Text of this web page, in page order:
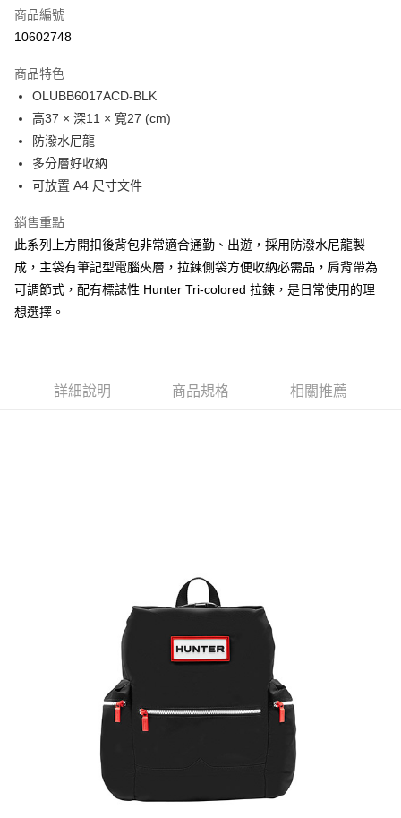
LINE Pay
Google Pay
貨到付款
運送方式
免運費
付款後萊爾富取貨
付款後7-11取貨
商品編號
10602748
商品特色
OLUBB6017ACD-BLK
高37 × 深11 × 寬27 (cm)
防潑水尼龍
多分層好收納
可放置 A4 尺寸文件
銷售重點
此系列上方開扣後背包非常適合通勤、出遊，採用防潑水尼龍製
成，主袋有筆記型電腦夾層，拉鍊側袋方便收納必需品，肩背帶為
可調節式，配有標誌性 Hunter Tri-colored 拉鍊，是日常使用的理
想選擇。
詳細說明 商品規格 相關推薦